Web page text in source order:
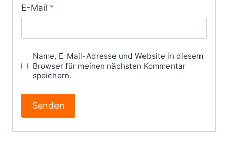
E-Mail *
Name, E-Mail-Adresse und Website in diesem
Browser für meinen nächsten Kommentar
speichern.